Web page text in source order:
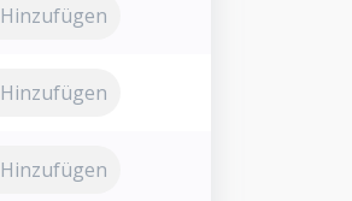
Hinzufügen
Hinzufügen
Hinzufügen